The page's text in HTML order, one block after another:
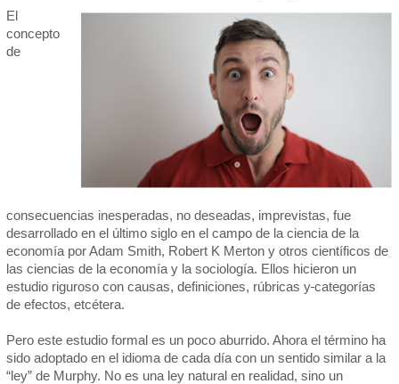
El
concepto
de
consecuencias inesperadas, no deseadas, imprevistas, fue
desarrollado en el último siglo en el campo de la ciencia de la
economía por Adam Smith, Robert K Merton y otros científicos de
las ciencias de la economía y la sociología. Ellos hicieron un
estudio riguroso con causas, definiciones, rúbricas y categorías
de efectos, etcétera.
Pero este estudio formal es un poco aburrido. Ahora el término ha
sido adoptado en el idioma de cada día con un sentido similar a la
“ley” de Murphy. No es una ley natural en realidad, sino un